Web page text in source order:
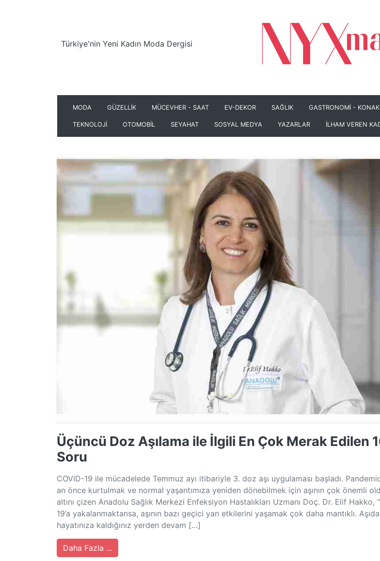
Türkiye'nin Yeni Kadın Moda Dergisi
MODA GÜZELLİK MÜCEVHER - SAAT EV-DEKOR SAĞLIK GASTRONOMİ -
TEKNOLOJİ OTOMOBİL SEYAHAT SOSYAL MEDYA YAZARLAR İLHAM VEREN
Üçüncü Doz Aşılama ile İlgili En Çok Merak Edilen
Soru
COVID-19 ile mücadelede Temmuz ayı itibariyle 3. doz aşı uygulaması başladı.
an önce kurtulmak ve normal yaşantımıza yeniden dönebilmek için aşının çok önemli
altını çizen Anadolu Sağlık Merkezi Enfeksiyon Hastalıkları Uzmanı Doç. Dr. Elif Hakko,
19’a yakalanmaktansa, aşının bazı geçici yan etkilerini yaşamak çok daha mantıklı.
hayatınıza kaldığınız yerden devam […]
Daha Fazla ...